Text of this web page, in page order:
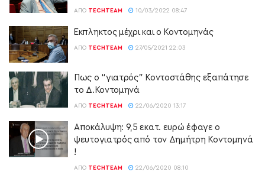
ΑΠΌ TECHTEAM 10/03/2022 08:47
Έκπληκτος μέχρι και ο Κοντομηνάς
ΑΠΌ TECHTEAM 27/05/2021 22:03
Πως ο “γιατρός” Κοντοστάθης εξαπάτησε
το Δ.Κοντομηνά
ΑΠΌ TECHTEAM 22/06/2020 13:17
Αποκάλυψη: 9,5 εκατ. ευρώ έφαγε ο
ψευτογιατρός από τον Δημήτρη Κοντομηνά
!
ΑΠΌ TECHTEAM 22/06/2020 08:10